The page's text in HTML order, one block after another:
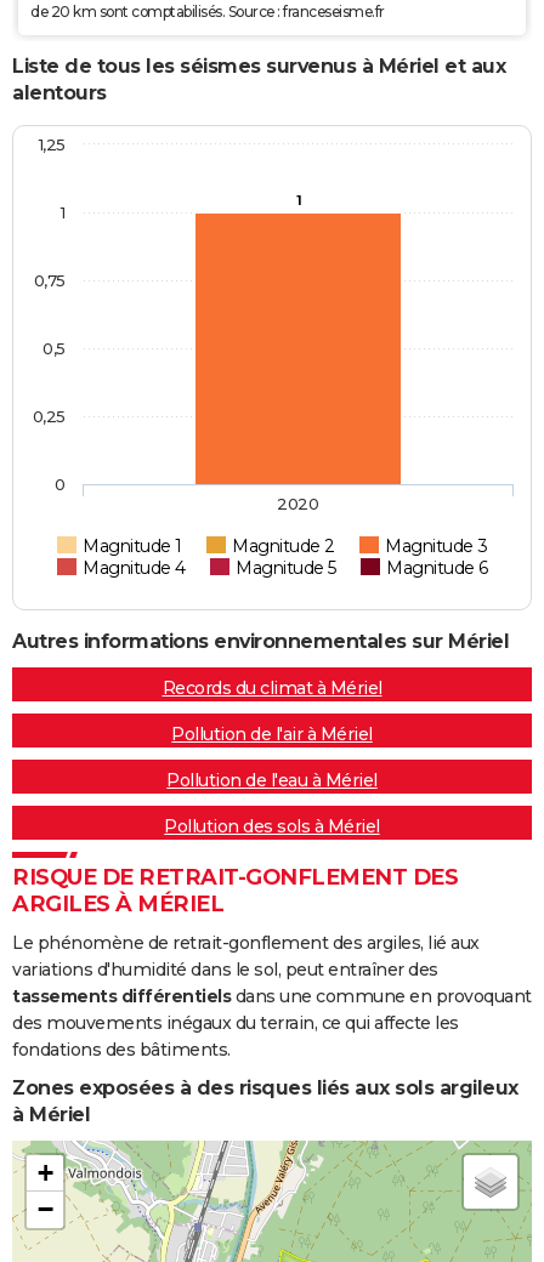
de 20 km sont comptabilisés. Source : franceseisme.fr
Liste de tous les séismes survenus à Mériel et aux
alentours
1
Magnitude 1 Magnitude 2
Magnitude 3
Magnitude 4
Magnitude 5 Magnitude 6
2020
0
0,25
0,5
0,75
1
1,25
Autres informations environnementales sur Mériel
Records du climat à Mériel
Pollution de l'air à Mériel
Pollution de l'eau à Mériel
Pollution des sols à Mériel
RISQUE DE RETRAIT-GONFLEMENT DES
ARGILES À MÉRIEL
Le phénomène de retrait-gonflement des argiles, lié aux
variations d'humidité dans le sol, peut entraîner des
tassements différentielsdans une commune en provoquant
des mouvements inégaux du terrain, ce qui affecte les
fondations des bâtiments.
Zones exposées à des risques liés aux sols argileux
à Mériel
+
−